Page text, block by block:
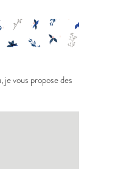
je vous propose des